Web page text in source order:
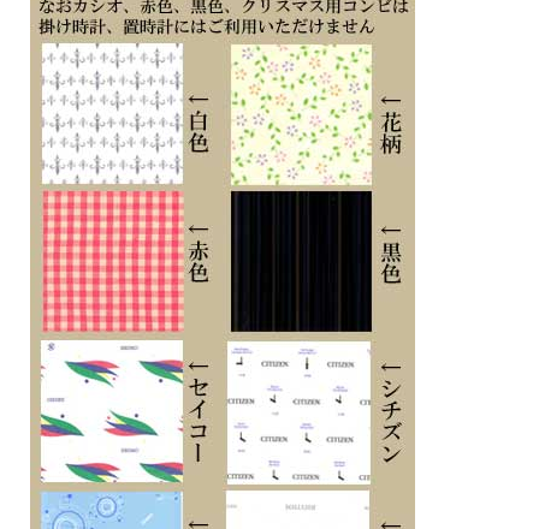
ります）
※刻印文字はカート内の備考欄に記載ください